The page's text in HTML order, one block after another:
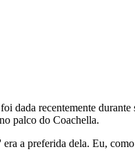
dada recentemente
palco do Coachella.
a preferida dela. Eu,